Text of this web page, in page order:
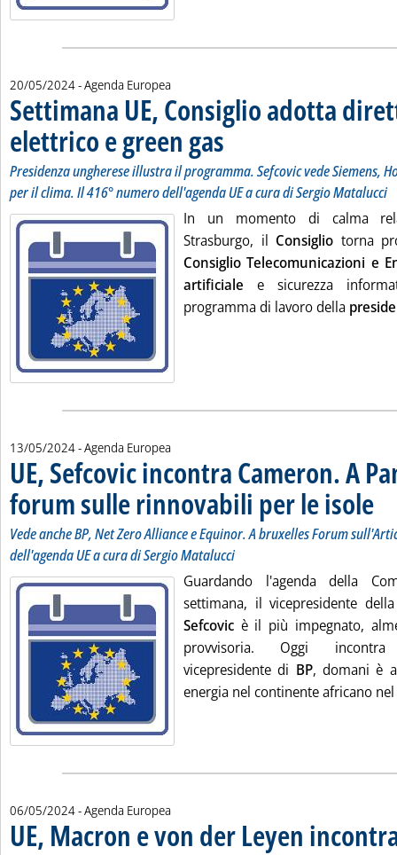
20/05/2024- Agenda Europea
Settimana UE, Consiglio adotta
elettrico e green gas. Sottotitolo: Presidenza ungherese
. Pubblicata lunedì 20 maggio 2024 alle
Presidenza ungherese illustra il programma. Sefcovic vede Siemens,
per il clima. Il 416° numero dell'agenda UE a cura di Sergio Matalucci
In un momento di calma
Strasburgo, il Consiglio torna
Consiglio Telecomunicazioni e
artificiale e sicurezza
programma di lavoro della
13/05/2024- Agenda Europea
UE, Sefcovic incontra Cameron. A
forum sulle rinnovabili per le isole
Vede anche BP, Net Zero Alliance e Equinor. A bruxelles Forum
dell'agenda UE a cura di Sergio Matalucci
Guardando l'agenda della
settimana, il vicepresidente
Sefcovic è il più impegnato,
provvisoria. Oggi
vicepresidente di BP, domani è
energia nel continente africano
06/05/2024- Agenda Europea
UE, Macron e von der Leyen